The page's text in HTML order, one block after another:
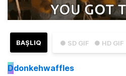
● SD GIF ● HD GIF
BAŞLIQ
Ddonkehwaffles